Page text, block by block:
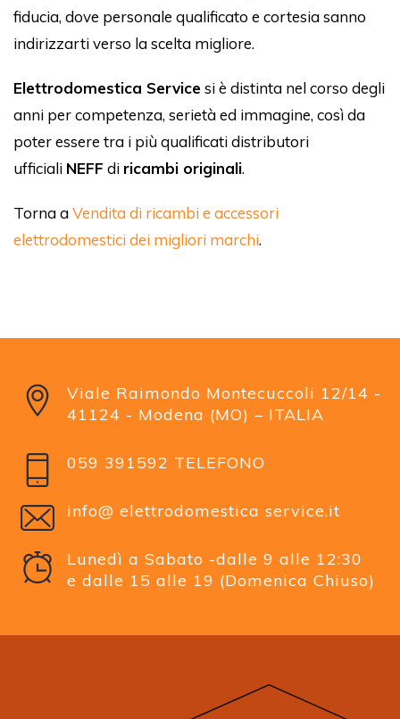
fiducia, dove personale qualificato e cortesia sanno
indirizzarti verso la scelta migliore.
Elettrodomestica Servicesi è distinta nel corso degli
anni per competenza, serietà ed immagine, così da
poter essere tra i più qualificati distributori
ufficiali NEFF di ricambi originali.
Torna aVendita di ricambi e accessori
elettrodomestici dei migliori marchi.
Viale Raimondo Montecuccoli 12/14 -
41124 - Modena (MO) – ITALIA
059 391592 TELEFONO
info@ elettrodomestica service.it
Lunedì a Sabato -dalle 9 alle 12:30
e dalle 15 alle 19 (Domenica Chiuso)